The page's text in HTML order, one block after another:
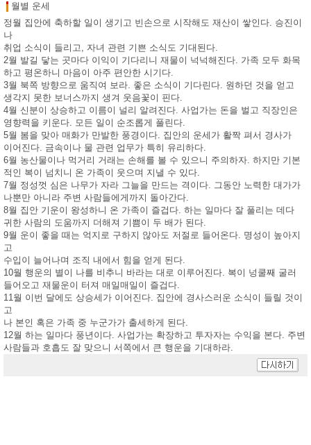
월별 운세
정월 집안에 축하할 일이 생기고 빈손으로 시작해도 재산이 쌓인다. 승진이
나
취업 소식이 들리고, 자녀 관련 기쁜 소식도 기대된다.
2월 발길 닿는 곳마다 이익이 기다리니 재물이 넉넉해진다. 가족 모두 화목
하고 평온하니 마음이 아주 편안한 시기다.
3월 북쪽 방향으로 움직여 보라. 좋은 소식이 기다린다. 원하던 것을 얻고
생각지 못한 보너스까지 생겨 웃음꽃이 핀다.
4월 신분이 상승하고 이름이 널리 알려진다. 사업가는 돈을 벌고 직장인은
영향력을 키운다. 모든 일이 순조롭게 풀린다.
5월 봄을 맞아 매화가 만발한 풍경이다. 집안의 운세가 활짝 펴서 경사가
이어진다. 금속이나 물 관련 업무가 특히 유리하다.
6월 농산물이나 먹거리 거래는 손해를 볼 수 있으니 주의하자. 하지만 기본
적인 복이 넘치니 온 가족이 웃으며 지낼 수 있다.
7월 정성껏 심은 나무가 자라 그늘을 만드는 격이다. 그동안 노력한 대가가
나뿐만 아니라 주변 사람들에게까지 돌아간다.
8월 집안 기운이 왕성하니 온 가족이 즐겁다. 하는 일마다 잘 풀리는 데다
귀한 사람의 도움까지 더해져 기쁨이 두 배가 된다.
9월 운이 좋을 때는 억지로 구하지 않아도 저절로 들어온다. 명성이 높아지
고
수입이 늘어나며 조직 내에서 힘을 얻게 된다.
10월 행운의 별이 나를 비추니 바라는 대로 이루어진다. 복이 넝쿨째 굴러
들어오고 재물운이 터져 매일매일이 즐겁다.
11월 이번 달에도 상승세가 이어진다. 집안에 경사스러운 소식이 들릴 것이
고
나 본인 혹은 가족 중 누군가가 출세하게 된다.
12월 하는 일마다 풍년이다. 사업가는 확장하고 투자자는 수익을 본다. 주변
사람들과 호흡도 잘 맞으니 서쪽에서 큰 행운을 기대하라.